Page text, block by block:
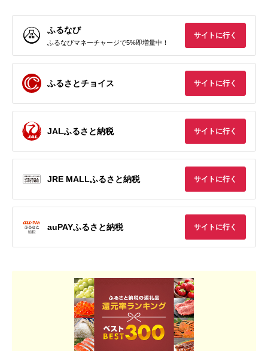
ふるなび
ふるなびマネーチャージで5%即増量中！
サイトに行く
ふるさとチョイス サイトに行く
JALふるさと納税 サイトに行く
JRE MALLふるさと納税 サイトに行く
auPAYふるさと納税 サイトに行く